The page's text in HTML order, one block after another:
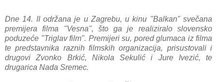
Dne 14. II održana je u Zagrebu, u kinu "Balkan" svečana
premijera filma "Vesna", što ga je realiziralo slovensko
poduzeće "Triglav film". Premijeri su, pored glumaca iz filma
te predstavnika raznih filmskih organizacija, prisustovali i
drugovi Zvonko Brkić, Nikola Sekulić i Jure Ivezić, te
drugarica Nada Sremec.